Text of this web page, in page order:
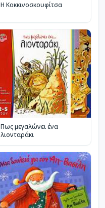
Η Κοκκινοσκουφίτσα
Πως μεγαλώνει ένα
λιονταράκι